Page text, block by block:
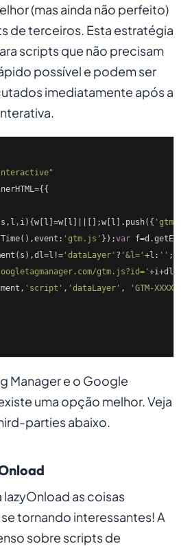
(mas ainda não perfeito)
de terceiros. Esta estratégia
scripts que não precisam
possível e podem ser
imediatamente após a
{w[l]=w[l]||[];w[l].push({
'gtm.js' });var
'dataLayer' ? '&l=' +l: ''
gtm.js?id='
'script' , 'dataLayer' , 'GTM-XXXXXX'
Manager e o Google
uma opção melhor. Veja
parties abaixo.
as coisas
tornando interessantes! A
sobre scripts de